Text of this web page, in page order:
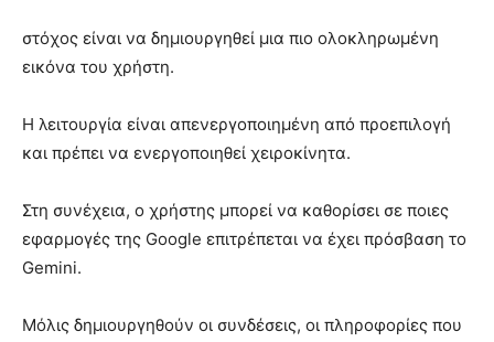
στόχος είναι να δημιουργηθεί μια πιο ολοκληρωμένη
εικόνα του χρήστη.
Η λειτουργία είναι απενεργοποιημένη από προεπιλογή
και πρέπει να ενεργοποιηθεί χειροκίνητα.
Στη συνέχεια, ο χρήστης μπορεί να καθορίσει σε ποιες
εφαρμογές της Google επιτρέπεται να έχει πρόσβαση το
Gemini.
Μόλις δημιουργηθούν οι συνδέσεις, οι πληροφορίες που